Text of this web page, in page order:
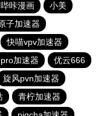
哔咔漫画
小美
子加速器
快喵vpv加速器
加速器
优云666
旋风pvn加速器
青柠加速器